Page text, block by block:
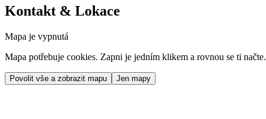
Kontakt & Lokace
Mapa je vypnutá
Mapa potřebuje cookies. Zapni je jedním klikem a rovnou se ti načte.
Povolit vše a zobrazit mapu Jen mapy